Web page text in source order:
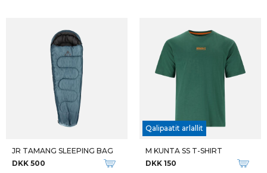
JR TAMANG SLEEPING BAG
DKK 500
Qalipaatit arlallit
M KUNTA SS T-SHIRT
DKK 150